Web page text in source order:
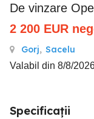
De vinzare
2 200 EUR
Gorj, Sacelu
Valabil din 8/8/
Specificații